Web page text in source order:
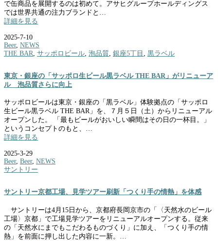
で缶商品を展開するのは初めて。アサヒグループホールディングス
では世界共通の注力ブランドと…
詳細を見る
2025-7-10
Beer, NEWS
THE BAR サッポロビール 泡品質 銀座5丁目 黒ラベル
東京・銀座の「サッポロ生ビール黒ラベル THE BAR」がリニューア
ル 泡品質さらに向上
サッポロビールは東京・銀座の「黒ラベル」体験拠点の「サッポロ
生ビール黒ラベル THE BAR」を、７月５日（土）からリニューアル
オープンした。 「最もビールがおいしい瞬間はその日の一杯目。」
というコンセプトのもと、…
詳細を見る
2025-3-29
Beer, Beer, NEWS
サントリー
サントリー京都工場、見学ツアー刷新「つくり手の情熱」を体感
サントリーは4月15日から、京都府長岡京市の「〈天然水のビール
工場〉京都」で工場見学ツアーをリニューアルオープンする。従来
の「天然水にまでもこだわるものづくり」に加え、「つくり手の情
熱」を前面に押し出した内容に一新。…